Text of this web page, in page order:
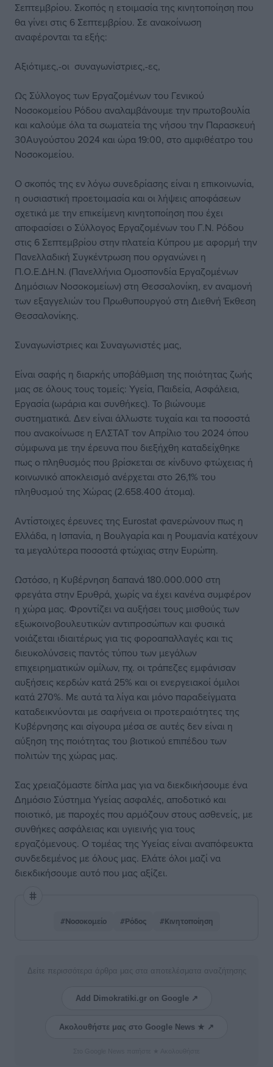
Σεπτεμβρίου. Σκοπός η ετοιμασία της κινητοποίηση που
θα γίνει στις 6 Σεπτεμβρίου. Σε ανακοίνωση
αναφέρονται τα εξής:
Αξιότιμες,-οι συναγωνίστριες,-ες,
Ως Σύλλογος των Εργαζομένων του Γενικού
Νοσοκομείου Ρόδου αναλαμβάνουμε την πρωτοβουλία
και καλούμε όλα τα σωματεία της νήσου την Παρασκευή
30Αυγούστου 2024 και ώρα 19:00, στο αμφιθέατρο του
Νοσοκομείου.
Ο σκοπός της εν λόγω συνεδρίασης είναι η επικοινωνία,
η ουσιαστική προετοιμασία και οι λήψεις αποφάσεων
σχετικά με την επικείμενη κινητοποίηση που έχει
αποφασίσει ο Σύλλογος Εργαζομένων του Γ.Ν. Ρόδου
στις 6 Σεπτεμβρίου στην πλατεία Κύπρου με αφορμή την
Πανελλαδική Συγκέντρωση που οργανώνει η
Π.Ο.Ε.ΔΗ.Ν. (Πανελλήνια Ομοσπονδία Εργαζομένων
Δημόσιων Νοσοκομείων) στη Θεσσαλονίκη, εν αναμονή
των εξαγγελιών του Πρωθυπουργού στη Διεθνή Έκθεση
Θεσσαλονίκης.
Συναγωνίστριες και Συναγωνιστές μας,
Είναι σαφής η διαρκής υποβάθμιση της ποιότητας ζωής
μας σε όλους τους τομείς: Υγεία, Παιδεία, Ασφάλεια,
Εργασία (ωράρια και συνθήκες). Το βιώνουμε
συστηματικά. Δεν είναι άλλωστε τυχαία και τα ποσοστά
που ανακοίνωσε η ΕΛΣΤΑΤ τον Απρίλιο του 2024 όπου
σύμφωνα με την έρευνα που διεξήχθη καταδείχθηκε
πως ο πληθυσμός που βρίσκεται σε κίνδυνο φτώχειας ή
κοινωνικό αποκλεισμό ανέρχεται στο 26,1% του
πληθυσμού της Χώρας (2.658.400 άτομα).
Αντίστοιχες έρευνες της Eurostat φανερώνουν πως η
Ελλάδα, η Ισπανία, η Βουλγαρία και η Ρουμανία κατέχουν
τα μεγαλύτερα ποσοστά φτώχιας στην Ευρώπη.
Ωστόσο, η Κυβέρνηση δαπανά 180.000.000 στη
φρεγάτα στην Ερυθρά, χωρίς να έχει κανένα συμφέρον
η χώρα μας. Φροντίζει να αυξήσει τους μισθούς των
εξωκοινοβουλευτικών αντιπροσώπων και φυσικά
νοιάζεται ιδιαιτέρως για τις φοροαπαλλαγές και τις
διευκολύνσεις παντός τύπου των μεγάλων
επιχειρηματικών ομίλων, πχ. οι τράπεζες εμφάνισαν
αυξήσεις κερδών κατά 25% και οι ενεργειακοί όμιλοι
κατά 270%. Με αυτά τα λίγα και μόνο παραδείγματα
καταδεικνύονται με σαφήνεια οι προτεραιότητες της
Κυβέρνησης και σίγουρα μέσα σε αυτές δεν είναι η
αύξηση της ποιότητας του βιοτικού επιπέδου των
πολιτών της χώρας μας.
Σας χρειαζόμαστε δίπλα μας για να διεκδικήσουμε ένα
Δημόσιο Σύστημα Υγείας ασφαλές, αποδοτικό και
ποιοτικό, με παροχές που αρμόζουν στους ασθενείς, με
συνθήκες ασφάλειας και υγιεινής για τους
εργαζόμενους. Ο τομέας της Υγείας είναι αναπόφευκτα
συνδεδεμένος με όλους μας. Ελάτε όλοι μαζί να
διεκδικήσουμε αυτό που μας αξίζει.
#Νοσοκομείο #Ρόδος #Κινητοποίηση
Δείτε περισσότερα άρθρα μας στα αποτελέσματα αναζήτησης
Add Dimokratiki.gr on Google ↗
Ακολουθήστε μας στο Google News ★ ↗